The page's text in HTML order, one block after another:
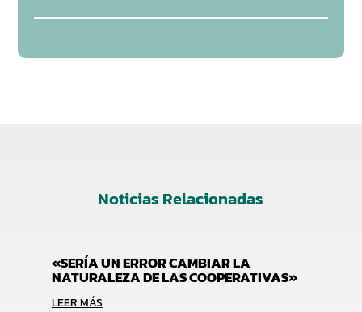
Noticias Relacionadas
«SERÍA UN ERROR CAMBIAR LA
NATURALEZA DE LAS COOPERATIVAS»
LEER MÁS